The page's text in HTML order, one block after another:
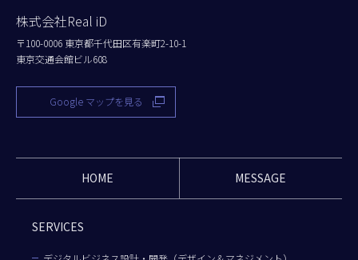
株式会社Real iD
〒100-0006 東京都千代田区有楽町2-10-1
東京交通会館ビル608
Google マップを見る
HOME MESSAGE
SERVICES